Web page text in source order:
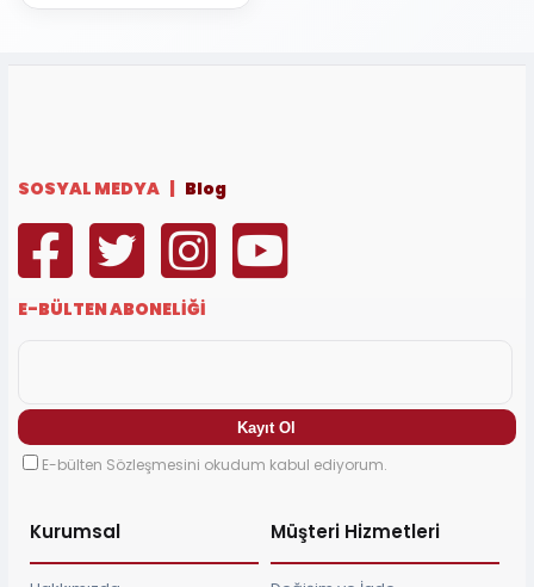
SOSYAL MEDYA | Blog
E-BÜLTEN ABONELİĞİ
E-bülten Sözleşmesini okudum kabul ediyorum.
Kurumsal Müşteri Hizmetleri